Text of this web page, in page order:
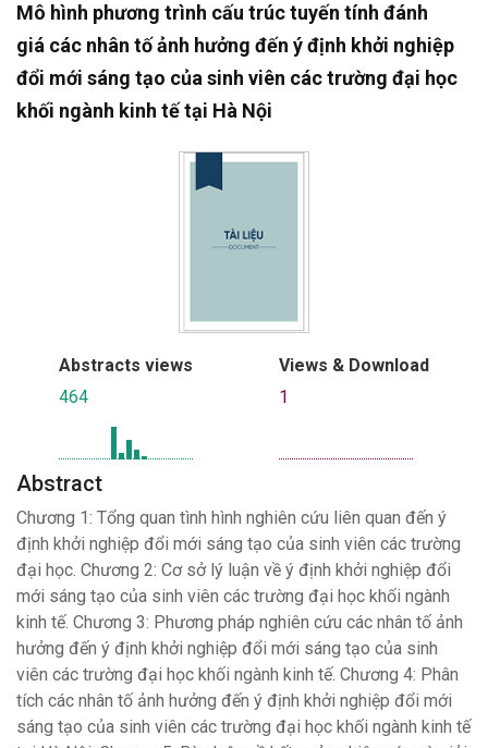
Mô hình phương trình cấu trúc tuyến tính đánh
giá các nhân tố ảnh hưởng đến ý định khởi nghiệp
đổi mới sáng tạo của sinh viên các trường đại học
khối ngành kinh tế tại Hà Nội
Abstracts views
464
Views & Download
1
Abstract
Chương 1: Tổng quan tình hình nghiên cứu liên quan đến ý
định khởi nghiệp đổi mới sáng tạo của sinh viên các trường
đại học. Chương 2: Cơ sở lý luận về ý định khởi nghiệp đổi
mới sáng tạo của sinh viên các trường đại học khối ngành
kinh tế. Chương 3: Phương pháp nghiên cứu các nhân tố ảnh
hưởng đến ý định khởi nghiệp đổi mới sáng tạo của sinh
viên các trường đại học khối ngành kinh tế. Chương 4: Phân
tích các nhân tố ảnh hưởng đến ý định khởi nghiệp đổi mới
sáng tạo của sinh viên các trường đại học khối ngành kinh tế